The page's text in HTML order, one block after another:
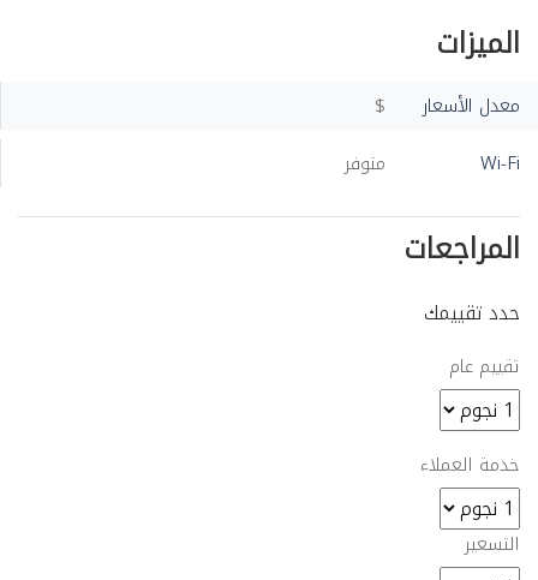
الميزات
معدل الأسعار
$
Wi-Fi
متوفر
المراجعات
حدد تقييمك
تقييم عام
خدمة العملاء
التسعير